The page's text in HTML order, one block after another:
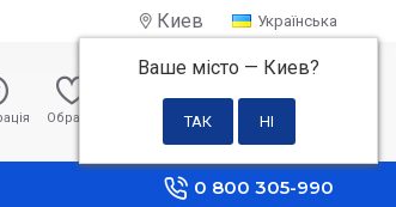
Киев
Ваше місто — Киев?
Українська
Обране Порівняння
0 грн
0 800 305-990